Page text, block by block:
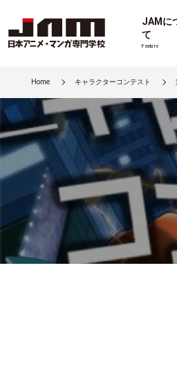
JAMに
て
Feature
Home キャラクターコンテスト